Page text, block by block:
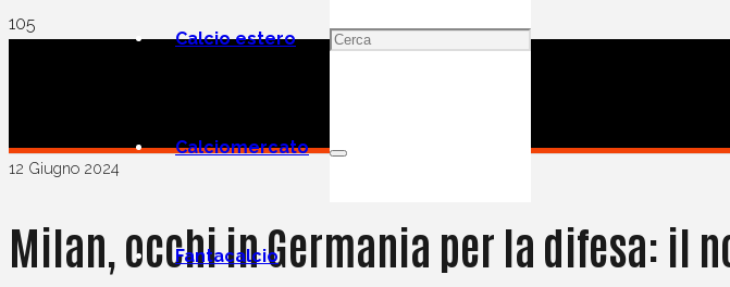
Calcio estero
Calciomercato
Fantacalcio
12 Giugno 2024
Milan, occhi in Germania per la difesa: il